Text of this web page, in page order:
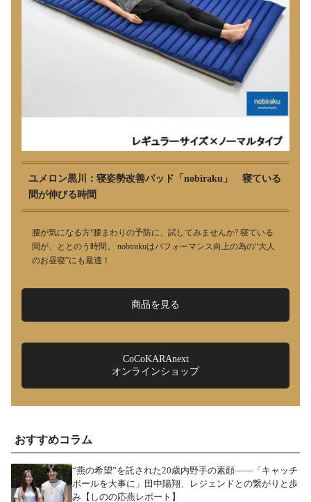
ユメロン黒川：寝姿勢改善パッド「nobiraku」 寝ている
間が伸びる時間
腰が気になる方!腰まわりの予防に、試してみませんか? 寝ている
間が、ととのう時間。 nobirakuはパフォーマンス向上の為の“大人
のお昼寝”にも最適！
商品を見る
CoCoKARAnext
オンラインショップ
おすすめコラム
“燕の希望”を託された20歳内野手の素顔――「キャッチ
ボールを大事に」田中陽翔、レジェンドとの繋がりと歩
み【しのの応燕レポート】